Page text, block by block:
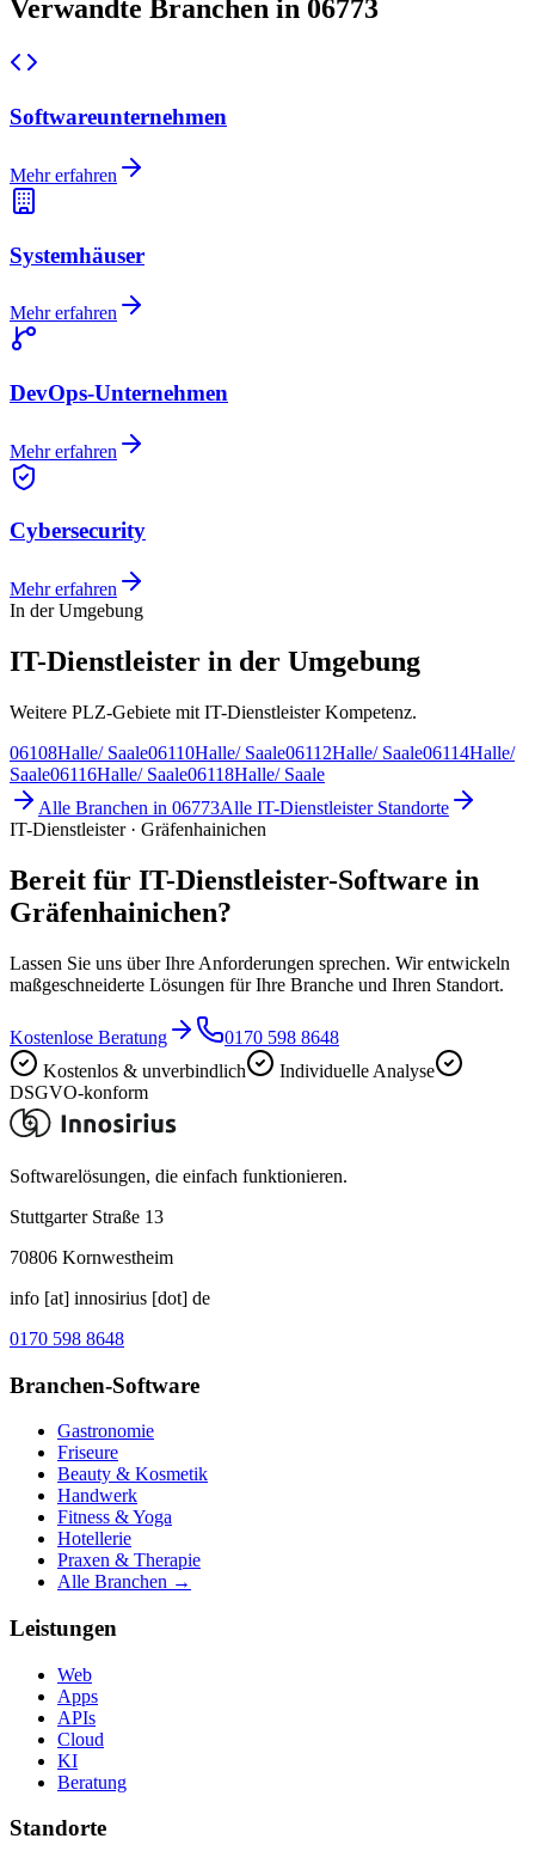
Verwandte Branchen in 06773
Softwareunternehmen
Mehr erfahren
Systemhäuser
Mehr erfahren
DevOps-Unternehmen
Mehr erfahren
Cybersecurity
Mehr erfahren
In der Umgebung
IT-Dienstleister in der Umgebung
Weitere PLZ-Gebiete mit IT-Dienstleister Kompetenz.
06108Halle/ Saale06110Halle/ Saale06112Halle/ Saale06114Halle/
Saale06116Halle/ Saale06118Halle/ Saale
Alle Branchen in 06773Alle IT-DienstleisterStandorte
IT-Dienstleister · Gräfenhainichen
Bereit für IT-Dienstleister-Software in
Gräfenhainichen?
Lassen Sie uns über Ihre Anforderungen sprechen. Wir entwickeln
maßgeschneiderte Lösungen für Ihre Branche und Ihren Standort.
Kostenlose Beratung
0170 598 8648
Kostenlos & unverbindlich
Individuelle Analyse
DSGVO-konform
Softwarelösungen, die einfach funktionieren.
Stuttgarter Straße 13
70806 Kornwestheim
info [at] innosirius [dot] de
0170 598 8648
Branchen-Software
Gastronomie
Friseure
Beauty & Kosmetik
Handwerk
Fitness & Yoga
Hotellerie
Praxen & Therapie
Alle Branchen →
Leistungen
Web
Apps
APIs
Cloud
KI
Beratung
Standorte